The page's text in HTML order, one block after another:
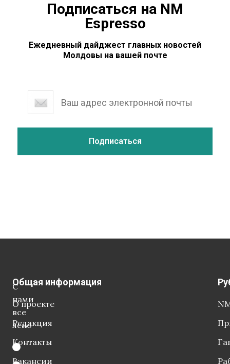
Подписаться на NM
Espresso
Ежедневный дайджест главных новостей
Молдовы на вашей почте
С
нами
все
ясно
Общая информация
О проекте
Редакция
Контакты
Вакансии